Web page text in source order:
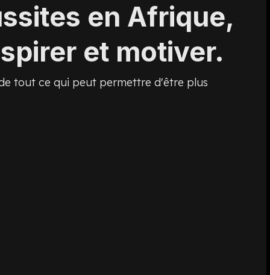
en Afrique,
et motiver.
tout ce qui peut permettre d'être plus